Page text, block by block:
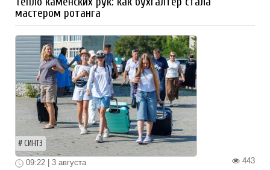
мастером ротанга
СИНТЗ
443
09:22 | 3 августа